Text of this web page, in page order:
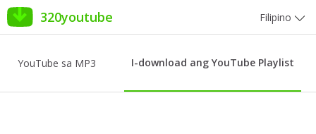
320youtube Filipino
YouTube sa MP3 I-download ang YouTube Playlist